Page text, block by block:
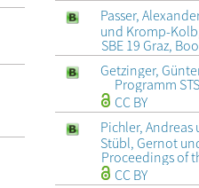
Passer,
und Kromp-
SBE 19 Graz,
Getzinger,
Programm
CC BY
Pichler,
Stübl, Gernot
Proceedings of
CC BY